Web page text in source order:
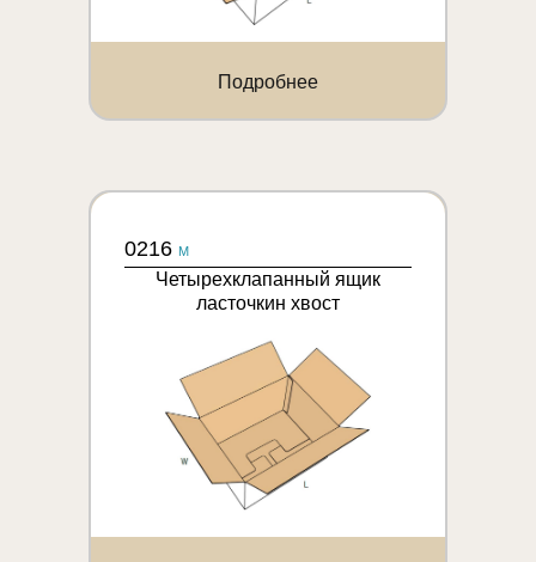
Подробнее
0216 M
Четырехклапанный ящик
ласточкин хвост